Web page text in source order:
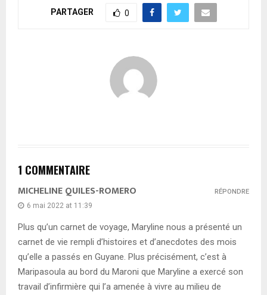
PARTAGER 0
1 COMMENTAIRE
MICHELINE QUILES-ROMERO
6 mai 2022 at 11:39
Plus qu’un carnet de voyage, Maryline nous a présenté un
carnet de vie rempli d’histoires et d’anecdotes des mois
qu’elle a passés en Guyane. Plus précisément, c’est à
Maripasoula au bord du Maroni que Maryline a exercé son
travail d’infirmière qui l’a amenée à vivre au milieu de
RÉPONDRE